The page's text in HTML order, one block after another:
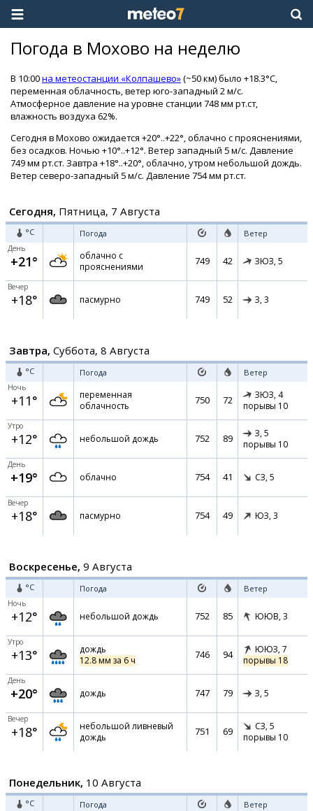
Погода в Мохово на неделю
В 10:00на метеостанции «Колпашево»(~50 км) было +18.3°C,
переменная облачность, ветер юго-западный 2 м/с.
Атмосферное давление на уровне станции 748 мм рт.ст,
влажность воздуха 62%.
Сегодня в Мохово ожидается +20°..+22°, облачно с прояснениями,
без осадков. Ночью +10°..+12°. Ветер западный 5 м/с. Давление
749 мм рт.ст. Завтра +18°..+20°, облачно, утром небольшой дождь.
Ветер северо-западный 5 м/с. Давление 754 мм рт.ст.
Сегодня, Пятница, 7 Августа
°C Погода Ветер
День
+21°
облачно с
прояснениями
749 42 ЗЮЗ, 5
Вечер
+18° пасмурно 749 52 З, 3
Завтра, Суббота, 8 Августа
°C Погода Ветер
Ночь
+11°
переменная
облачность
750 72 ЗЮЗ, 4
порывы 10
Утро
+12° небольшой дождь 752 89 З, 5
порывы 10
День
+19° облачно 754 41 СЗ, 5
Вечер
+18° пасмурно 754 49 ЮЗ, 3
Воскресенье, 9 Августа
°C Погода Ветер
Ночь
+12° небольшой дождь 752 85 ЮЮВ, 3
Утро
+13°
дождь
12.8 мм за 6 ч
746 94 ЮЮЗ, 7
порывы 18
День
+20° дождь 747 79 З, 5
Вечер
+18°
небольшой ливневый
дождь
751 69 СЗ, 5
порывы 10
Понедельник, 10 Августа
°C Погода Ветер